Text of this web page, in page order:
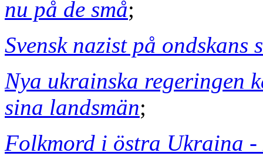
nu på de små;
Svensk nazist på
Nya ukrainska regeringen
sina landsmän;
Folkmord i östra Ukraina -